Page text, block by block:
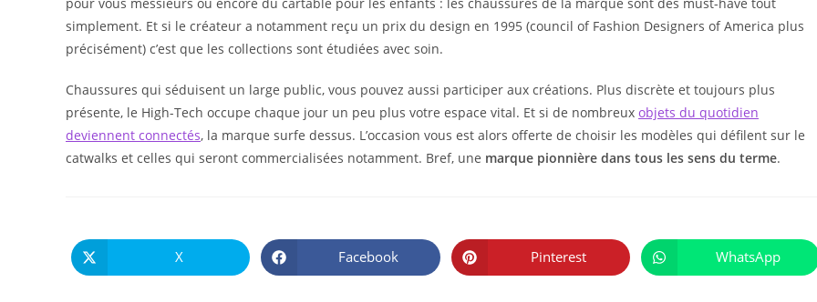
simplement. Et si le créateur a notamment reçu un prix du design en 1995 (council of Fashion Designers of America plus
précisément) c’est que les collections sont étudiées avec soin.
Chaussures qui séduisent un large public, vous pouvez aussi participer aux créations. Plus discrète et toujours plus
présente, le High-Tech occupe chaque jour un peu plus votre espace vital. Et si de nombreux objets du quotidien
deviennent connectés, la marque surfe dessus. L’occasion vous est alors offerte de choisir les modèles qui défilent sur le
catwalks et celles qui seront commercialisées notamment. Bref, une marque pionnière dans tous les sens du terme.
CE
CONTENU
Ouvrir
dans
X Ouvrir
dans
Facebook Ouvrir
dans
Pinterest Ouvrir
dans
WhatsApp